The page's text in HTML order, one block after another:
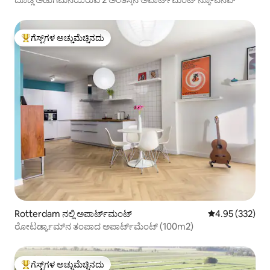
ಗೆಸ್ಟ್‌ಗಳಿಗೆ ಅತಿ ಹೆಚ್ಚು ಅಚ್ಚುಮೆಚ್ಚಿನದು
ಗೆಸ್ಟ್‌ಗಳ ಅಚ್ಚುಮೆಚ್ಚಿನದು
Rotterdam ನಲ್ಲಿ ಅಪಾರ್ಟ್‌ಮಂಟ್ 5 ರಲ್ಲಿ 4.95
4.95 (332)
ರೋಟರ್ಡ್ಯಾಮ್‌ನ ತಂಪಾದ ಅಪಾರ್ಟ್‌ಮೆಂಟ್ (100m2)
ಗೆಸ್ಟ್‌ಗಳ ಅಚ್ಚುಮೆಚ್ಚಿನದು